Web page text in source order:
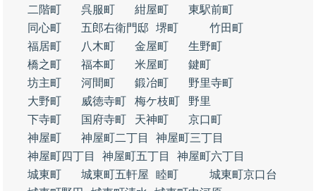
二階町
呉服町 紺屋町
東駅前町
同心町
五郎右衛門邸 堺町
竹田町
福居町
八木町 金屋町
生野町
橋之町
福本町 米屋町
鍵町
坊主町
河間町 鍛冶町
野里寺町
大野町
威徳寺町 梅ケ枝町
野里
下寺町
国府寺町 天神町
京口町
神屋町
神屋町二丁目
神屋町三丁目
神屋町四丁目
神屋町五丁目
神屋町六丁目
城東町
城東町五軒屋 睦町
城東町京口台